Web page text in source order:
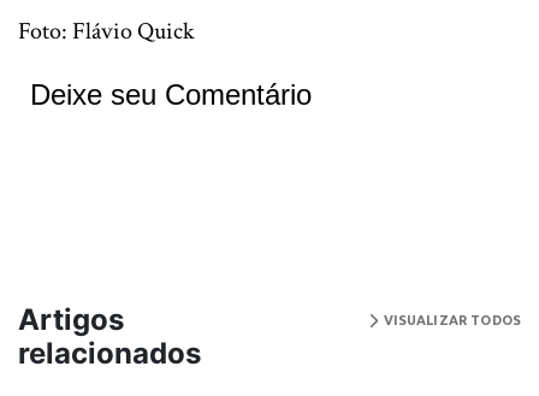
Foto: Flávio Quick
Deixe seu Comentário
Artigos
relacionados
VISUALIZAR TODOS